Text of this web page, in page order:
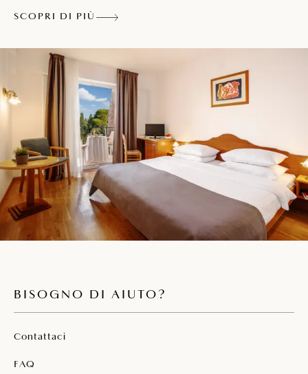
mare
SCOPRI DI PIÙ
BISOGNO DI AIUTO?
Contattaci
FAQ